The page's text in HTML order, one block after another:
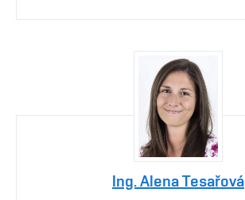
Ing. Alena Tesařová